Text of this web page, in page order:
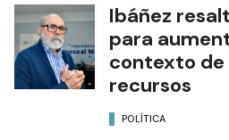
Ibáñez
para
contexto de
recursos
POLÍTICA